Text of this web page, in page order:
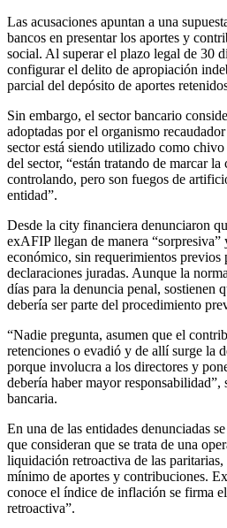
Las acusaciones apuntan a una
bancos en presentar los aportes y
social. Al superar el plazo legal de 30
configurar el delito de apropiación
parcial del depósito de aportes
Sin embargo, el sector bancario
adoptadas por el organismo
sector está siendo utilizado como
del sector, “están tratando de marcar
controlando, pero son fuegos de
entidad”.
Desde la city financiera denunciaron
exAFIP llegan de manera
económico, sin requerimientos previos
declaraciones juradas. Aunque la
días para la denuncia penal, sostienen
debería ser parte del procedimiento
“Nadie pregunta, asumen que el
retenciones o evadió y de allí surge la
porque involucra a los directores y
debería haber mayor responsabilidad”,
bancaria.
En una de las entidades denunciadas
que consideran que se trata de una
liquidación retroactiva de las
mínimo de aportes y contribuciones.
conoce el índice de inflación se firma
retroactiva”.